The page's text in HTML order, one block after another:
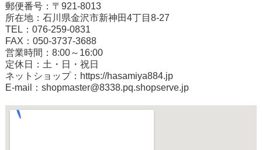
郵便番号：〒921-8013
所在地：石川県金沢市新神田4丁目8-27
TEL：076-259-0831
FAX：050-3737-3688
営業時間：8:00～16:00
定休日：土・日・祝日
ネットショップ： https://hasamiya884.jp
E-mail：shopmaster@8338.pq.shopserve.jp